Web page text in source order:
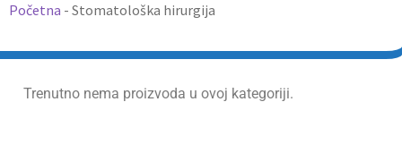
Početna - Stomatološka hirurgija
Trenutno nema proizvoda u ovoj kategoriji.